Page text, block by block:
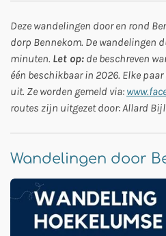
Deze wandelingen door en rond
dorp Bennekom. De wandelingen
minuten. Let op: de beschreven
één beschikbaar in 2026. Elke
uit. Ze worden gemeld via:
routes zijn uitgezet door: Allard
Wandelingen door